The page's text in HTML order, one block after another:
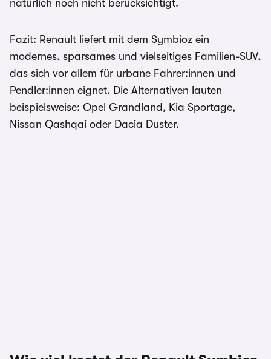
natürlich noch nicht berücksichtigt.
Fazit: Renault liefert mit dem Symbioz ein
modernes, sparsames und vielseitiges Familien-SUV,
das sich vor allem für urbane Fahrer:innen und
Pendler:innen eignet. Die Alternativen lauten
beispielsweise: Opel Grandland, Kia Sportage,
Nissan Qashqai oder Dacia Duster.